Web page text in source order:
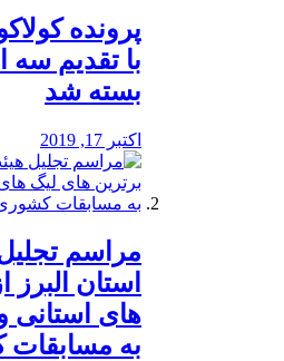
پرونده
با تقدیم سه
بسته شد
اکتبر 17, 2019
مراسم
استان البرز
های استانی
به